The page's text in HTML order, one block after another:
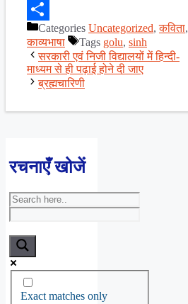
Facebook
ShareCategories Uncategorized,कविता,
काव्यभाषा
Tags golu, sinh
सरकारी एवं निजी विद्यालयों में हिन्दी-
माध्यम से ही पढ़ाई होने दी जाए
ब्रह्मचारिणी
रचनाएँ खोजें
Exact matches only